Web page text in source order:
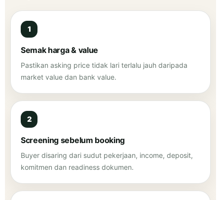
Semak harga & value
Pastikan asking price tidak lari terlalu jauh daripada
market value dan bank value.
Screening sebelum booking
Buyer disaring dari sudut pekerjaan, income, deposit,
komitmen dan readiness dokumen.